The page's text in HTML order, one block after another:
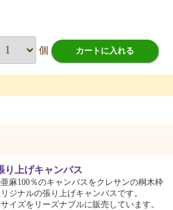
個 カートに入れる
上げキャンバス
麻100％のキャンバスをクレサンの桐木枠
ジナルの張り上げキャンバスです。
イズをリーズナブルに販売しています。